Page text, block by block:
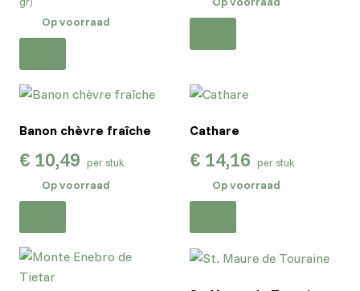
Op voorraad
Banon chèvre fraîche
€ 10,49 per stuk
Op voorraad
Cathare
€ 14,16 per stuk
Op voorraad